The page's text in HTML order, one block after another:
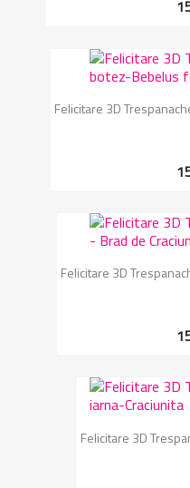
Felicitare 3D
Felicitare 3D
Felicitare 3D